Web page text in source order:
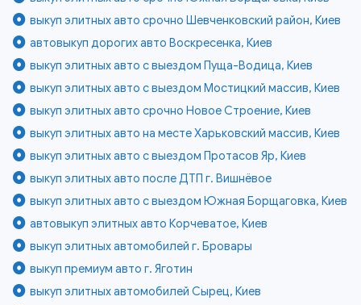
выкуп элитных авто срочно Шевченковский район, Киев
автовыкуп дорогих авто Воскресенка, Киев
выкуп элитных авто с выездом Пуща-Водица, Киев
выкуп элитных авто с выездом Мостицкий массив, Киев
выкуп элитных авто срочно Новое Строение, Киев
выкуп элитных авто на месте Харьковский массив, Киев
выкуп элитных авто с выездом Протасов Яр, Киев
выкуп элитных авто после ДТП г. Вишнёвое
выкуп элитных авто с выездом Южная Борщаговка, Киев
автовыкуп элитных авто Корчеватое, Киев
выкуп элитных автомобилей г. Бровары
выкуп премиум авто г. Яготин
выкуп элитных автомобилей Сырец, Киев